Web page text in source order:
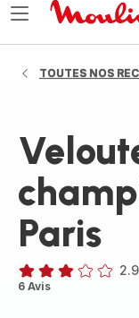
Ouvrir
TOUTES NOS
Paris
ratings.2.9
2.9
6 Avis